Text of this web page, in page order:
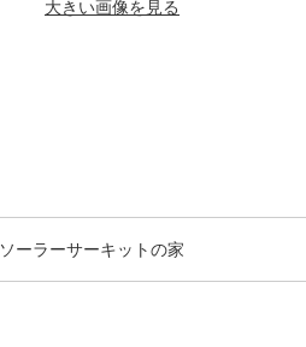
大きい画像を見る
ソーラーサーキットの家